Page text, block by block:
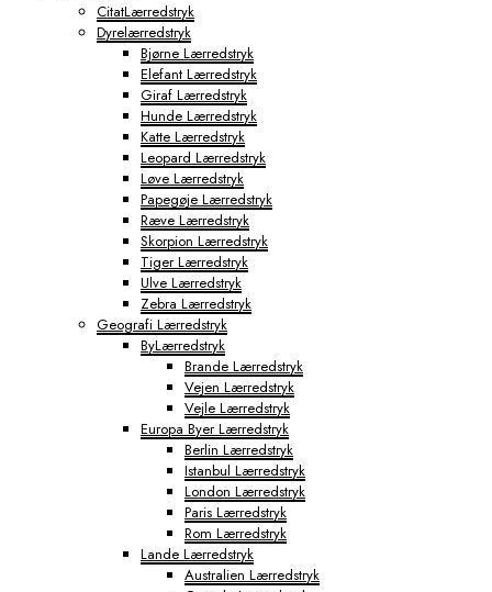
CitatLærredstryk
Dyrelærredstryk
Bjørne Lærredstryk
Elefant Lærredstryk
Giraf Lærredstryk
Hunde Lærredstryk
Katte Lærredstryk
Leopard Lærredstryk
Løve Lærredstryk
Papegøje Lærredstryk
Ræve Lærredstryk
Skorpion Lærredstryk
Tiger Lærredstryk
Ulve Lærredstryk
Zebra Lærredstryk
Geografi Lærredstryk
ByLærredstryk
Brande Lærredstryk
Vejen Lærredstryk
Vejle Lærredstryk
Europa Byer Lærredstryk
Berlin Lærredstryk
Istanbul Lærredstryk
London Lærredstryk
Paris Lærredstryk
Rom Lærredstryk
Lande Lærredstryk
Australien Lærredstryk